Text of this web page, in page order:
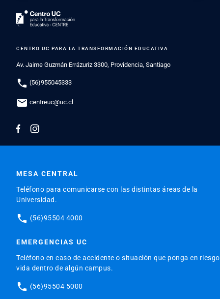
CENTRO UC PARA LA TRANSFORMACIÓN EDUCATIVA
Av. Jaime Guzmán Errázuriz 3300, Providencia, Santiago
phone (56)955045333
mail centreuc@uc.cl
MESA CENTRAL
Teléfono para comunicarse con las distintas áreas de la
Universidad.
phone (56)95504 4000
EMERGENCIAS UC
Teléfono en caso de accidente o situación que ponga en
vida dentro de algún campus.
phone (56)95504 5000